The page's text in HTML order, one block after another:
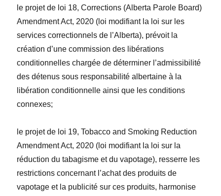
le projet de loi 18,Corrections (Alberta Parole Board)
Amendment Act, 2020 (loi modifiant la loi sur les
services correctionnels de l’Alberta), prévoit la
création d’une commission des libérations
conditionnelles chargée de déterminer l’admissibilité
des détenus sous responsabilité albertaine à la
libération conditionnelle ainsi que les conditions
connexes;
le projet de loi 19,Tobacco and Smoking Reduction
Amendment Act, 2020 (loi modifiant la loi sur la
réduction du tabagisme et du vapotage), resserre les
restrictions concernant l’achat des produits de
vapotage et la publicité sur ces produits, harmonise